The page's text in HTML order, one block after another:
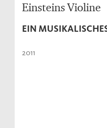
Einsteins Violine
EIN
2011